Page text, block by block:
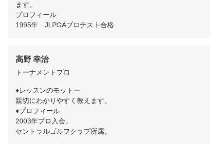
ます。
プロフィール
1995年　JLPGAプロテスト合格
高野 幸治
トーナメントプロ
♦レッスンのモットー
親切にわかりやすく教えます。
♦プロフィール
2003年プロ入会。
セントラルゴルフクラブ所属。